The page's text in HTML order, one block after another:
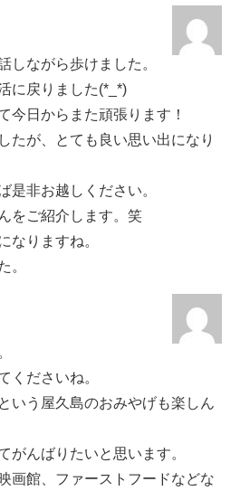
しながら歩けました。
に戻りました(*_*)
今日からまた頑張ります！
たが、とても良い思い出になり
是非お越しください。
をご紹介します。笑
なりますね。
。
くださいね。
いう屋久島のおみやげも楽しん
がんばりたいと思います。
画館、ファーストフードなどな